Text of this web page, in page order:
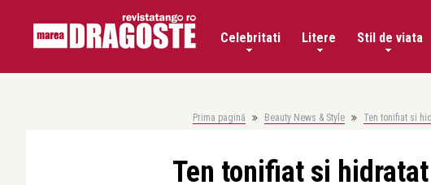
Celebritati Litere Stil de viata
Prima pagină Beauty News & Style Ten tonifiat si
Ten tonifiat si